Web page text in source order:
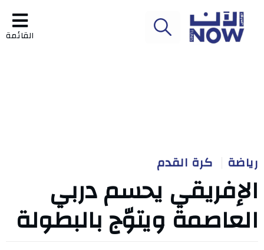
القائمة
رياضة كرة القدم
الإفريقي يحسم دربي
العاصمة ويتوّج بالبطولة